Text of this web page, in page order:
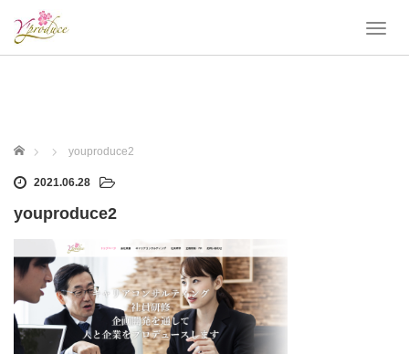
T
ホーム youproduce2
2021.06.28
youproduce2